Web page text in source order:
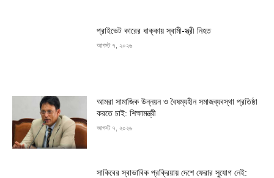
প্রাইভেট কারের ধাক্কায় স্বামী-স্ত্রী নিহত
আগস্ট ৭, ২০২৬
আমরা সামাজিক উন্নয়ন ও বৈষম্যহীন সমাজব্যবস্থা প্রতিষ্ঠা
করতে চাই: শিক্ষামন্ত্রী
আগস্ট ৭, ২০২৬
সাকিবের স্বাভাবিক প্রক্রিয়ায় দেশে ফেরার সুযোগ নেই: